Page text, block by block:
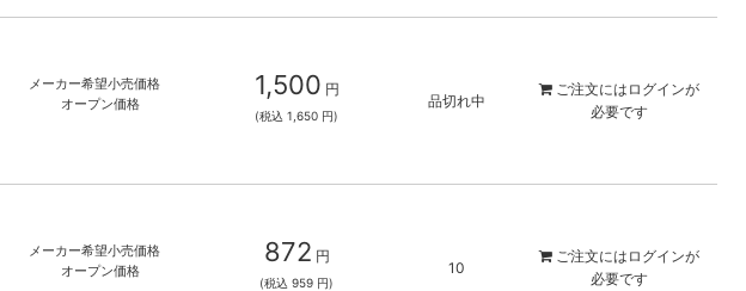
メーカー希望小売価格
オープン価格
1,500 円
(税込 1,650 円)
品切れ中
ご注文には ログインが
必要です
メーカー希望小売価格
オープン価格
872 円
(税込 959 円)
10
ご注文には ログインが
必要です